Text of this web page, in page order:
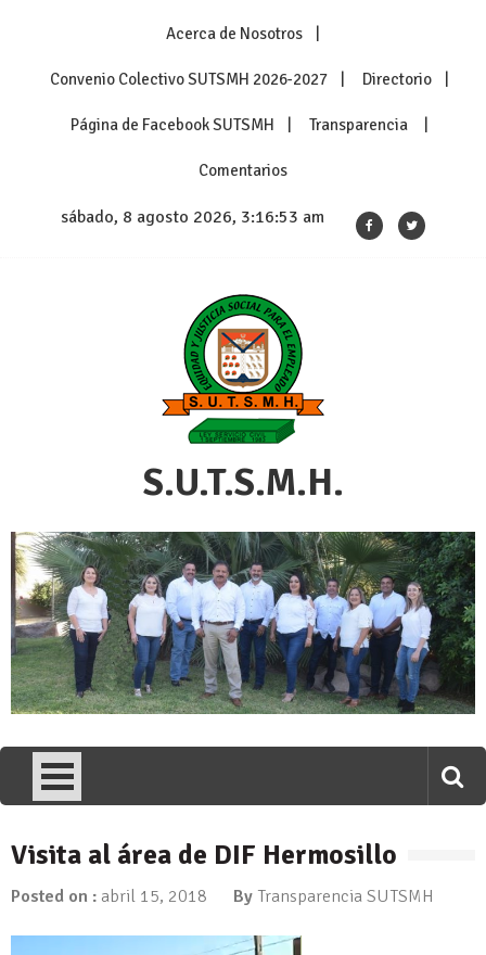
Acerca de Nosotros
Convenio Colectivo SUTSMH 2026-2027 Directorio
Página de Facebook SUTSMH Transparencia
Comentarios
sábado, 8 agosto 2026, 3:16:53 am
S.U.T.S.M.H.
Visita al área de DIF Hermosillo
Posted on : abril 15, 2018 By Transparencia SUTSMH